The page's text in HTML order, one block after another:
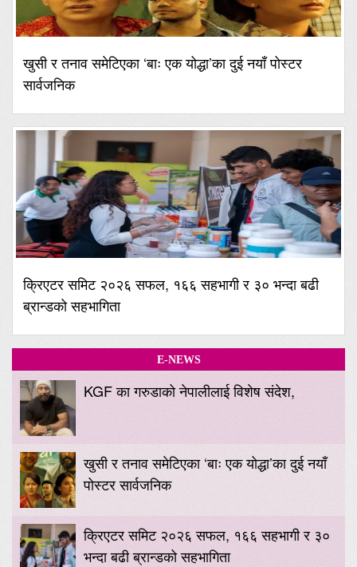
खुसी र तनाव समेटिएका ‘बाः एक योद्धा’का दुई नयाँ पोस्टर
सार्वजनिक
क्रिएटर समिट २०२६ सफल, १६६ सहभागी र ३० भन्दा बढी
ब्रान्डको सहभागिता
E-NEWS
KGF का गरुडाको नेपालीलाई विशेष संदेश,
खुसी र तनाव समेटिएका ‘बाः एक योद्धा’का दुई नयाँ
पोस्टर सार्वजनिक
क्रिएटर समिट २०२६ सफल, १६६ सहभागी र ३०
भन्दा बढी ब्रान्डको सहभागिता